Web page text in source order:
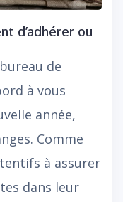
d’adhérer ou
de
à vous
année,
Comme
à assurer
dans leur